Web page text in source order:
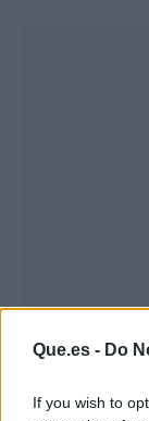
Que.es - Do
If you wish to